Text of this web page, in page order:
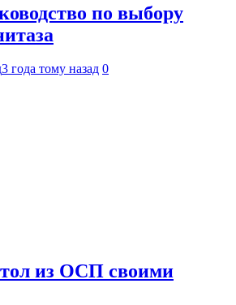
по выбору
3 года тому назад 0
из ОСП своими